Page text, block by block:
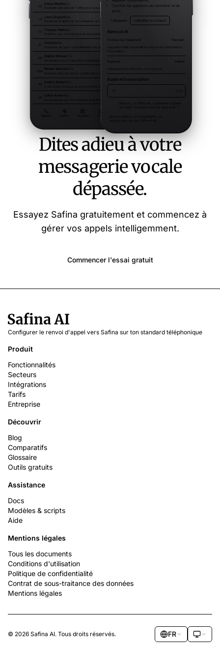
Dites adieu à votre
messagerie vocale
dépassée.
Essayez Safina gratuitement et commencez à
gérer vos appels intelligemment.
Commencer l'essai gratuit
Configurer le renvoi d'appel vers Safina sur ton standard téléphonique
Produit
Fonctionnalités
Secteurs
Intégrations
Tarifs
Entreprise
Découvrir
Blog
Comparatifs
Glossaire
Outils gratuits
Assistance
Docs
Modèles & scripts
Aide
Mentions légales
Tous les documents
Conditions d'utilisation
Politique de confidentialité
Contrat de sous-traitance des données
Mentions légales
© 2026 Safina AI. Tous droits réservés. FR